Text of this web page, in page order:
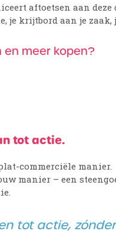
aftoetsen aan
krijtbord aan je zaak,
en meer kopen?
tot actie.
commerciële manier.
manier – een
tot actie, zónder